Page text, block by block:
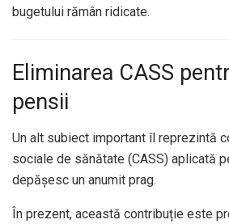
bugetului rămân ridicate.
Eliminarea CASS
pensii
Un alt subiect important îl reprezintă
sociale de sănătate (CASS) aplicată
depășesc un anumit prag.
În prezent, această contribuție este